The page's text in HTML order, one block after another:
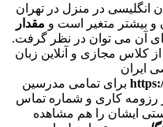
در منزل در تهران
و بیشتر متغیر است و مقدار
آن می توان در نظر گرفت.
کلاس مجازی و آنلاین زبان
ایران
برای تمامی مدرسین
رزومه کاری و شماره تماس
ایشان را هم مشاهده